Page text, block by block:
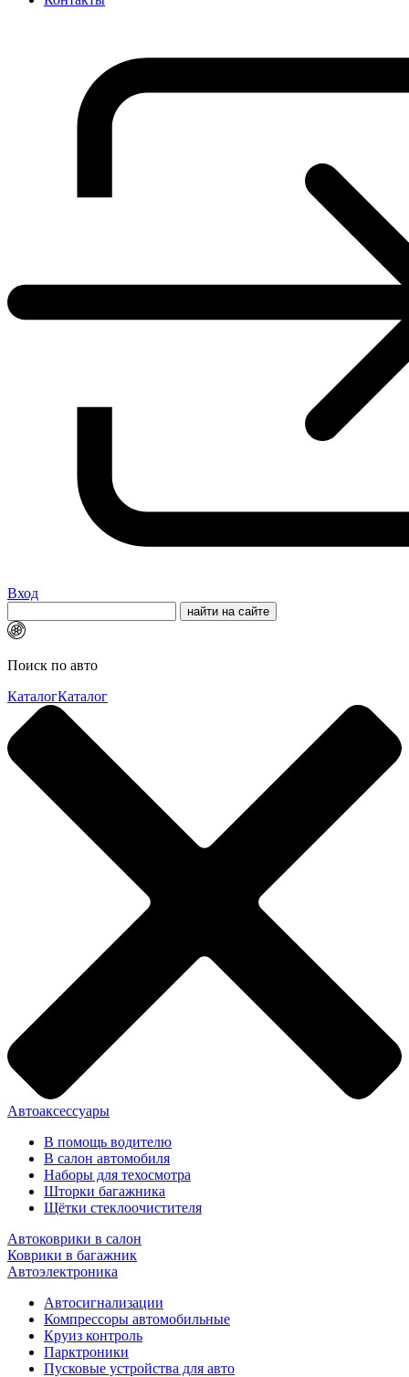
Вход
Поиск по авто
КаталогКаталог
Автоаксессуары
В помощь водителю
В салон автомобиля
Наборы для техосмотра
Шторки багажника
Щётки стеклоочистителя
Автоковрики в салон
Коврики в багажник
Автоэлектроника
Автосигнализации
Компрессоры автомобильные
Круиз контроль
Парктроники
Пусковые устройства для авто